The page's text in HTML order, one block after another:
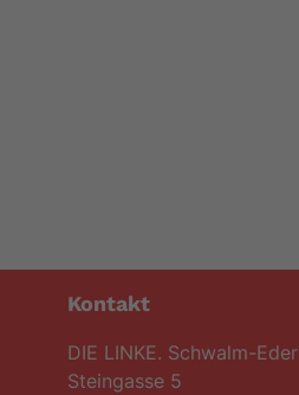
Kontakt
DIE LINKE. Schwalm-Eder
Steingasse 5